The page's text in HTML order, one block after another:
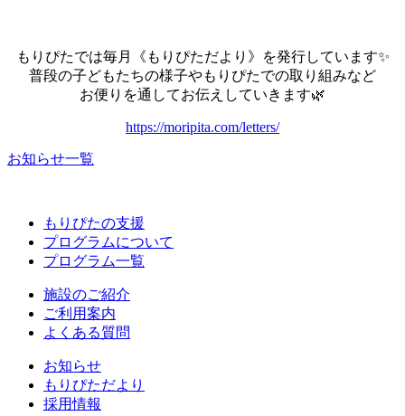
もりぴたでは毎月《もりぴただより》を発行しています✨
普段の子どもたちの様子やもりぴたでの取り組みなど
お便りを通してお伝えしていきます🌿
https://moripita.com/letters/
お知らせ一覧
もりぴたの支援
プログラムについて
プログラム一覧
施設のご紹介
ご利用案内
よくある質問
お知らせ
もりぴただより
採用情報